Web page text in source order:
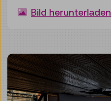
Bild herunterladen